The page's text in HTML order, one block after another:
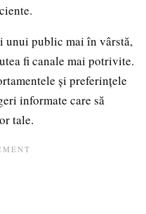
unui public mai în vârstă,
fi canale mai potrivite.
și preferințele
informate care să
tale.